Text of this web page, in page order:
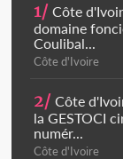
1/ Côte
domaine
Coulibal...
Côte d'Ivoire
2/ Côte
la GESTOCI
numér...
Côte d'Ivoire